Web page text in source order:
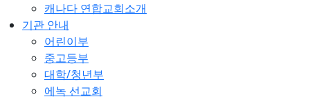
캐나다 연합교회소개
기관 안내
어린이부
중고등부
대학/청년부
에녹 선교회